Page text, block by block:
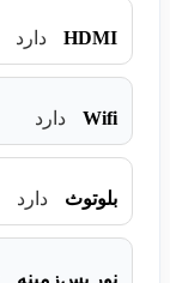
HDMI دارد
Wifi دارد
بلوتوث دارد
نور پس‌زمینه